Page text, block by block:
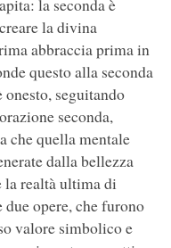
la seconda è
la divina
abbraccia prima in
questo alla seconda
seguitando
seconda,
che quella mentale
dalla bellezza
la realtà ultima di
opere, che furono
valore simbolico e